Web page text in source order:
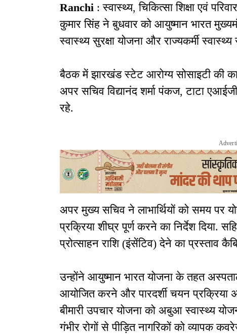
Ranchi : स्वास्थ्य, चिकित्सा शिक्षा एवं
कुमार सिंह ने बुधवार को आयुष्मान भारत
स्वास्थ्य सुरक्षा योजना और राज्यकर्मी
बैठक में झारखंड स्टेट आरोग्य सोसाइटी की
अपर सचिव विद्यानंद शर्मा पंकज, टाटा
रहे.
अपर मुख्य सचिव ने लाभार्थियों को समय पर
प्रक्रिया शीघ्र पूर्ण करने का निर्देश दिया.
प्रोत्साहन राशि (इंसेंटिव) देने का प्रस्ताव
उन्होंने आयुष्मान भारत योजना के तहत
आयोजित करने और पारदर्शी चयन प्रक्रिया
बीमारी उपचार योजना को अबुआ स्वास्थ्य
गंभीर रोगों से पीड़ित नागरिकों को व्यापक